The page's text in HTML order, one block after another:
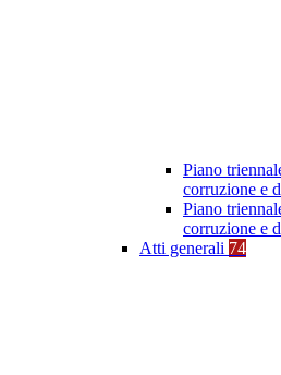
Piano
corruzione e
Piano
corruzione e
Atti generali 74